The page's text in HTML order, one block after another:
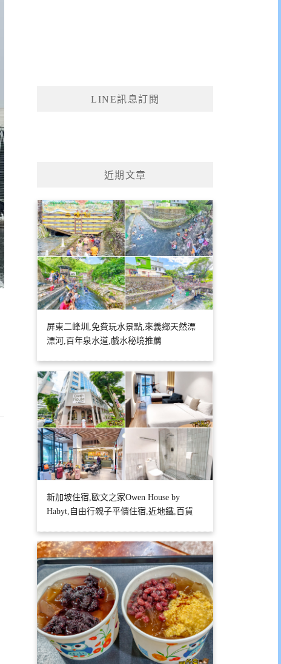
LINE訊息訂閱
近期文章
屏東二峰圳,免費玩水景點,來義鄉天然漂
漂河,百年泉水道,戲水秘境推薦
新加坡住宿,歐文之家Owen House by
Habyt,自由行親子平價住宿,近地鐵,百貨